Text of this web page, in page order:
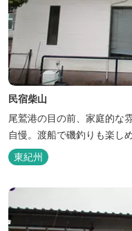
民宿柴山
尾鷲港の目の前、家庭的な
自慢。渡船で磯釣りも楽しめ
東紀州